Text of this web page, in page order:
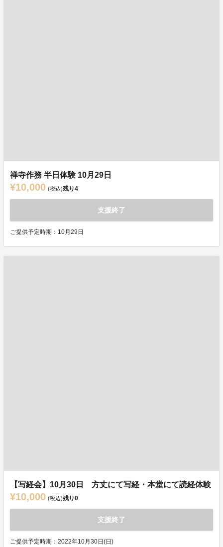
禅寺作務 半日体験 10月29日
¥10,000 (税込)残り4
支援終了
ご提供予定時期：10月29日
【写経会】10月30日 方丈にて写経・本堂にて読経体験
¥10,000 (税込)残り0
支援終了
ご提供予定時期：2022年10月30日(日)